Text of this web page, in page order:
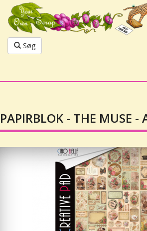
Søg
PAPIRBLOK - THE MUSE -